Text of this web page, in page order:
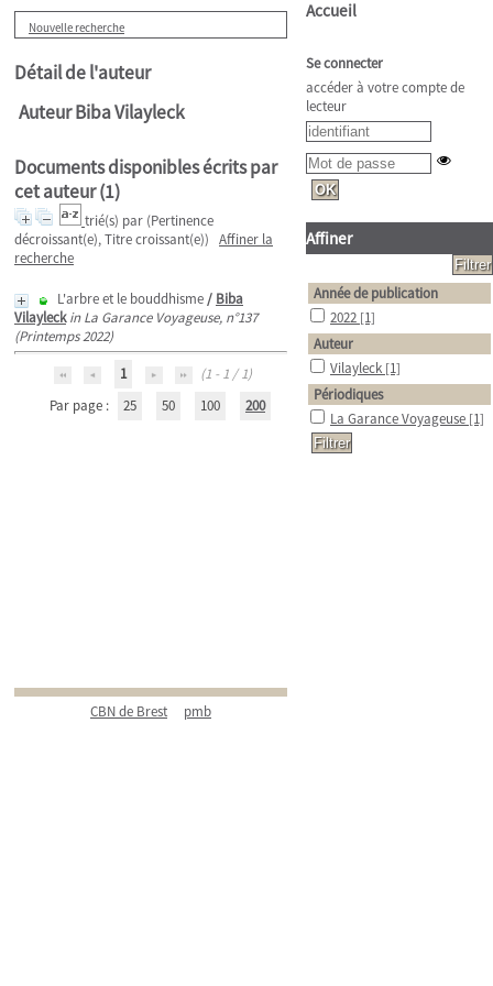
Nouvelle recherche
Détail de l'auteur
Auteur Biba Vilayleck
Documents disponibles écrits par
cet auteur (1)
trié(s) par (Pertinence
décroissant(e), Titre croissant(e)) Affiner la
recherche
L'arbre et le bouddhisme/ Biba
Vilayleck in La Garance Voyageuse, n°137
(Printemps 2022)
1
(1 - 1 / 1)
Par page :
25 50 100 200
CBN de Brest pmb
Accueil
Se connecter
accéder à votre compte de
lecteur
Affiner
Année de publication
2022 [1]
Auteur
Vilayleck [1]
Périodiques
La Garance Voyageuse [1]